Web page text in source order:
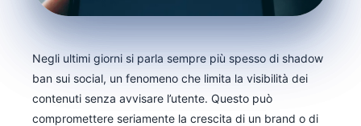
Negli ultimi giorni si parla sempre più spesso di shadow
ban sui social, un fenomeno che limita la visibilità dei
contenuti senza avvisare l’utente. Questo può
compromettere seriamente la crescita di un brand o di